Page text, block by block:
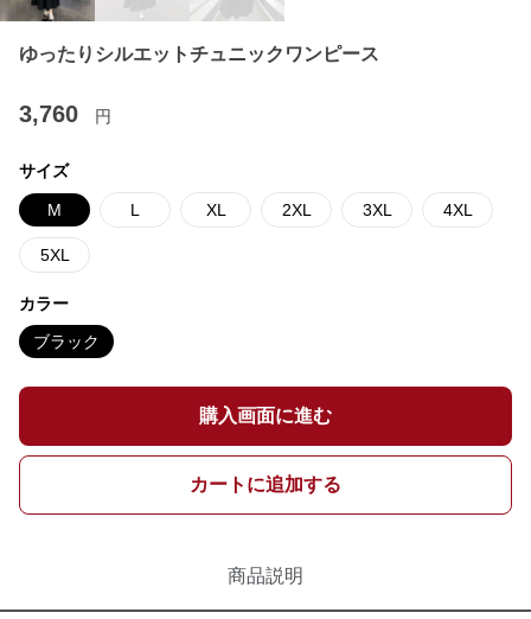
ゆったりシルエットチュニックワンピース
3,760 円
サイズ
M L XL 2XL 3XL 4XL
5XL
カラー
ブラック
購入画面に進む
カートに追加する
商品説明